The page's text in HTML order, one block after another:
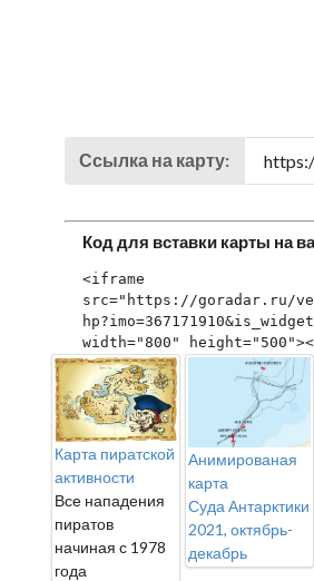
Ссылка на карту:
Код для вставки карты на
<iframe
src="https://goradar.ru/
width="800"
Карта пиратской
активности
Все нападения
пиратов
начиная с 1978
года
Анимированая
карта
Суда Антарктики
2021, октябрь-
декабрь